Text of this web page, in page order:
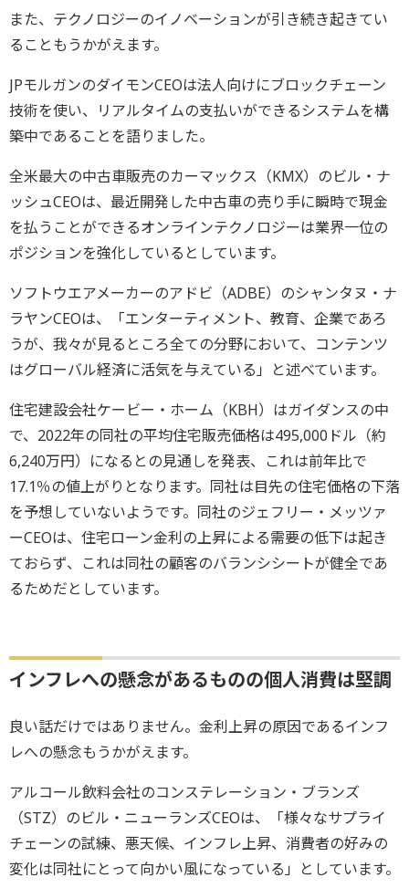
また、テクノロジーのイノベーションが引き続き起きてい
ることもうかがえます。
JPモルガンのダイモンCEOは法人向けにブロックチェーン
技術を使い、リアルタイムの支払いができるシステムを構
築中であることを語りました。
全米最大の中古車販売のカーマックス（KMX）のビル・ナ
ッシュCEOは、最近開発した中古車の売り手に瞬時で現金
を払うことができるオンラインテクノロジーは業界一位の
ポジションを強化しているとしています。
ソフトウエアメーカーのアドビ（ADBE）のシャンタヌ・ナ
ラヤンCEOは、「エンターティメント、教育、企業であろ
うが、我々が見るところ全ての分野において、コンテンツ
はグローバル経済に活気を与えている」と述べています。
住宅建設会社ケービー・ホーム（KBH）はガイダンスの中
で、2022年の同社の平均住宅販売価格は495,000ドル（約
6,240万円）になるとの見通しを発表、これは前年比で
17.1％の値上がりとなります。同社は目先の住宅価格の下落
を予想していないようです。同社のジェフリー・メッツァ
ーCEOは、住宅ローン金利の上昇による需要の低下は起き
ておらず、これは同社の顧客のバランシシートが健全であ
るためだとしています。
インフレへの懸念があるものの個人消費は堅調
良い話だけではありません。金利上昇の原因であるインフ
レへの懸念もうかがえます。
アルコール飲料会社のコンステレーション・ブランズ
（STZ）のビル・ニューランズCEOは、「様々なサプライ
チェーンの試練、悪天候、インフレ上昇、消費者の好みの
変化は同社にとって向かい風になっている」としています。